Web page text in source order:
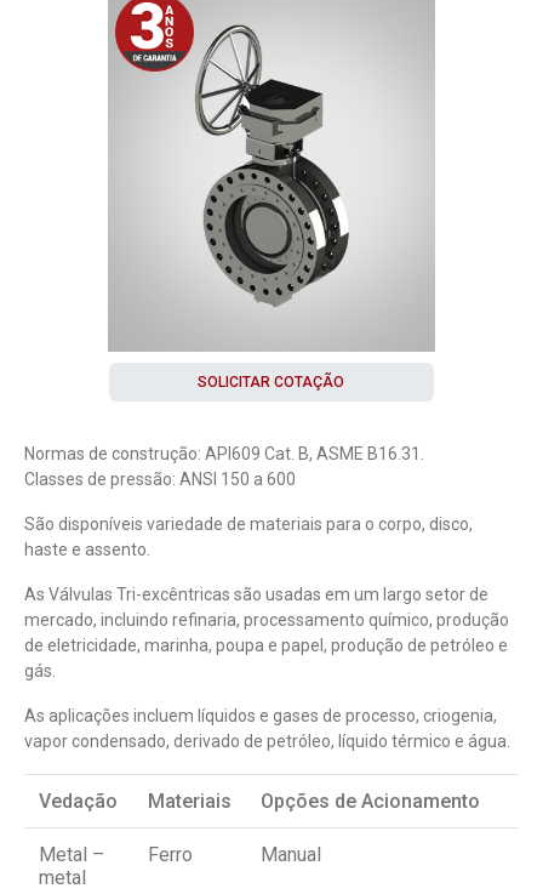
SOLICITAR COTAÇÃO
Normas de construção: API609 Cat. B, ASME B16.31.
Classes de pressão: ANSI 150 a 600
São disponíveis variedade de materiais para o corpo, disco,
haste e assento.
As Válvulas Tri-excêntricas são usadas em um largo setor de
mercado, incluindo refinaria, processamento químico, produção
de eletricidade, marinha, poupa e papel, produção de petróleo e
gás.
As aplicações incluem líquidos e gases de processo, criogenia,
vapor condensado, derivado de petróleo, líquido térmico e água.
Vedação Materiais Opções de Acionamento
Metal –
metal
Ferro Manual